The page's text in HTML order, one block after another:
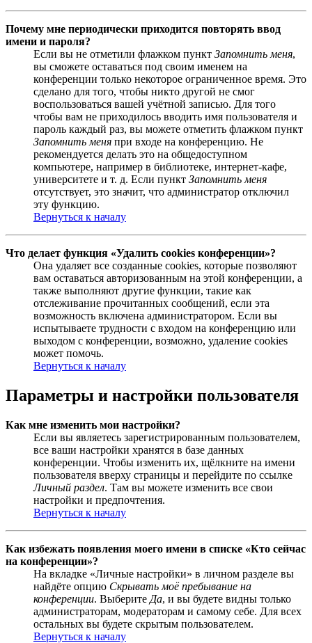
Почему мне периодически приходится повторять ввод
имени и пароля?
Если вы не отметили флажком пункт Запомнить меня,
вы сможете оставаться под своим именем на
конференции только некоторое ограниченное время. Это
сделано для того, чтобы никто другой не смог
воспользоваться вашей учётной записью. Для того
чтобы вам не приходилось вводить имя пользователя и
пароль каждый раз, вы можете отметить флажком пункт
Запомнить меня при входе на конференцию. Не
рекомендуется делать это на общедоступном
компьютере, например в библиотеке, интернет-кафе,
университете и т. д. Если пункт Запомнить меня
отсутствует, это значит, что администратор отключил
эту функцию.
Вернуться к началу
Что делает функция «Удалить cookies конференции»?
Она удаляет все созданные cookies, которые позволяют
вам оставаться авторизованным на этой конференции, а
также выполняют другие функции, такие как
отслеживание прочитанных сообщений, если эта
возможность включена администратором. Если вы
испытываете трудности с входом на конференцию или
выходом с конференции, возможно, удаление cookies
может помочь.
Вернуться к началу
Параметры и настройки пользователя
Как мне изменить мои настройки?
Если вы являетесь зарегистрированным пользователем,
все ваши настройки хранятся в базе данных
конференции. Чтобы изменить их, щёлкните на имени
пользователя вверху страницы и перейдите по ссылке
Личный раздел. Там вы можете изменить все свои
настройки и предпочтения.
Вернуться к началу
Как избежать появления моего имени в списке «Кто сейчас
на конференции»?
На вкладке «Личные настройки» в личном разделе вы
найдёте опцию Скрывать моё пребывание на
конференции. Выберите Да, и вы будете видны только
администраторам, модераторам и самому себе. Для всех
остальных вы будете скрытым пользователем.
Вернуться к началу